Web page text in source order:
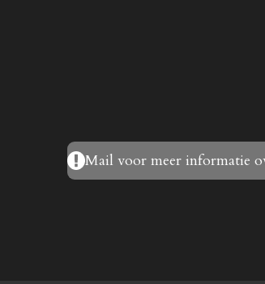
Mail voor meer informatie